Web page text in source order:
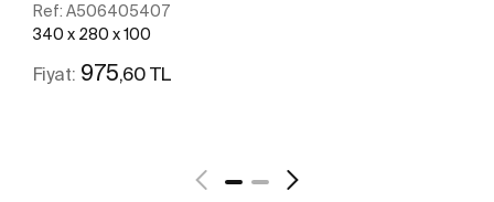
Ref: A506405407
340 x 280 x 100
Fiyat: 975,60 TL